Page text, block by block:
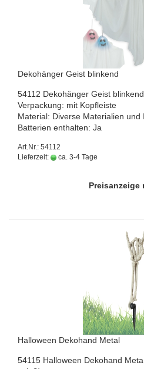
De­ko­hän­ger Geist blin­kend
54112 De­ko­hän­ger Geist
Ver­pa­ckung: mit Kopf­leis­te
Ma­te­ri­al: Di­ver­se Ma­te­ria­li­en und
Bat­te­rien ent­hal­ten: Ja
Art.Nr.: 54112
Lieferzeit:
ca. 3-4 Tage
Preisanzeige
Hal­lo­ween De­ko­hand Metal
54115 Hal­lo­ween De­ko­hand